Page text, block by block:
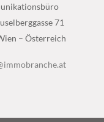
71
– Österreich